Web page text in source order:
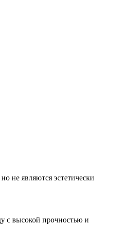
не являются эстетически
с высокой прочностью и